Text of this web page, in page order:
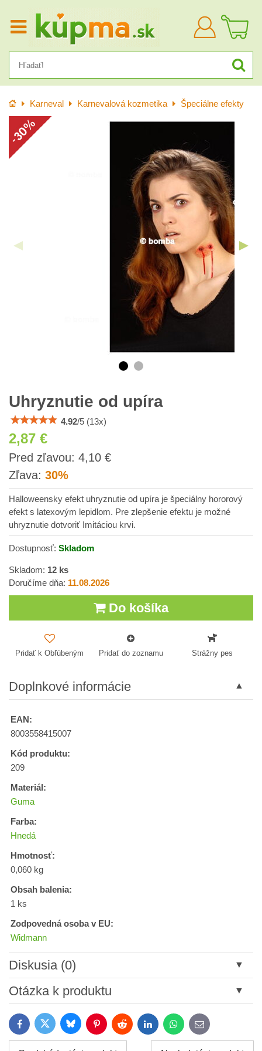
Prihlásiť
sa
Úvod Karneval Karnevalová kozmetika Špeciálne efekty
Uhryznutie od upíra
4.92/5 (13x)
2,87 €
Pred zľavou: 4,10 €s
Zľava: 30%
Halloweensky efekt uhryznutie od upíra je špeciálny hororový
efekt s latexovým lepidlom. Pre zlepšenie efektu je možné
uhryznutie dotvoriť Imitáciou krvi.
Dostupnosť: Skladom
Skladom: 12 ks
Doručíme dňa: 11.08.2026
Do košíka
Pridať k Obľúbeným Pridať do zoznamu Strážny pes
Doplnkové informácie
EAN:
8003558415007
Kód produktu:
209
Materiál:
Guma
Farba:
Hnedá
Hmotnosť:
0,060 kg
Obsah balenia:
1 ks
Zodpovedná osoba v EU:
Widmann
Diskusia (0)
Nový komentár
Názov:
Otázka k produktu
*
FacebookTwitter BlueskyPinterestReddit LinkedInWhatsApp
E-
mail